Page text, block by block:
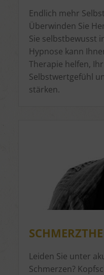
Endlich mehr
Überwinden Sie
Sie selbstbewusst
Hypnose kann
Therapie helfen,
Selbstwertgefühl
stärken.
Leiden Sie unter
Schmerzen?